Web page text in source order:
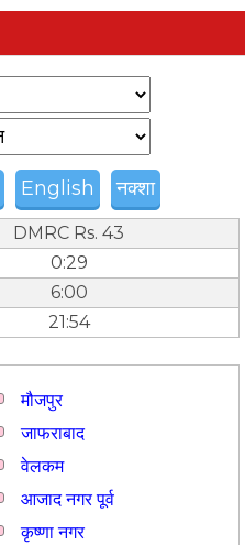
English नक्शा
DMRC Rs. 43
0:29
6:00
21:54
मौजपुर
जाफराबाद
वेलकम
आजाद नगर पूर्व
कृष्णा नगर